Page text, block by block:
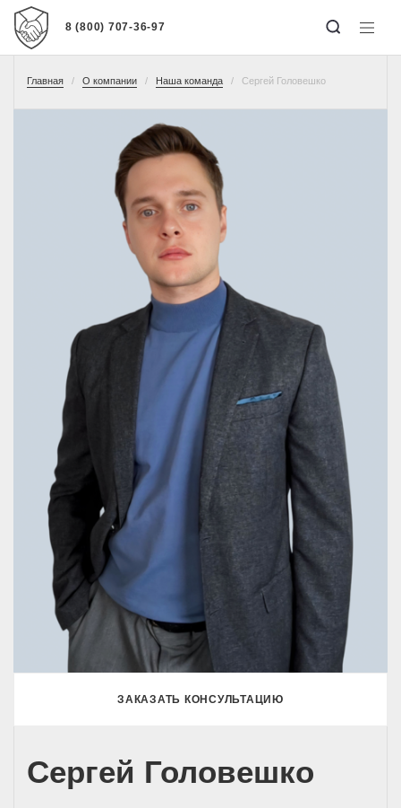
8 (800) 707-36-97
Главная О компании Наша команда Сергей Головешко
ЗАКАЗАТЬ КОНСУЛЬТАЦИЮ
Сергей Головешко